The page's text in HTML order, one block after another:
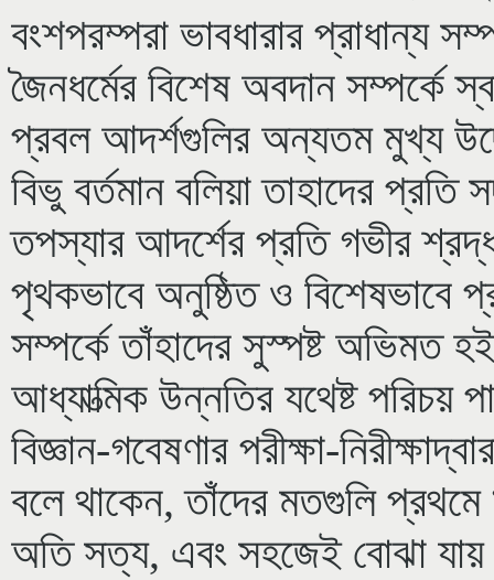
বংশপরম্পরা ভাবধারার প্রাধান্য
জৈনধর্মের বিশেষ অবদান সম্পর্কে
প্রবল আদর্শগুলির অন্যতম মুখ্য
বিভু বর্তমান বলিয়া তাহাদের
তপস্যার আদর্শের প্রতি গভীর
পৃথকভাবে অনুষ্ঠিত ও বিশেষভাবে
সম্পর্কে তাঁহাদের সুস্পষ্ট অভিমত
আধ্যাত্মিক উন্নতির যথেষ্ট
বিজ্ঞান-গবেষণার পরীক্ষা-
বলে থাকেন, তাঁদের মতগুলি
অতি সত্য, এবং সহজেই বোঝা